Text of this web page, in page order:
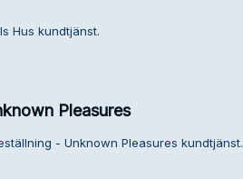
Hus kundtjänst.
Pleasures
- Unknown Pleasures kundtjänst.